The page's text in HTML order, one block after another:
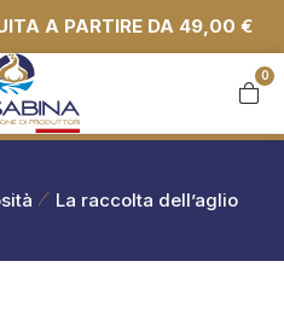
A PARTIRE DA 49,00 €
0
La raccolta dell’aglio